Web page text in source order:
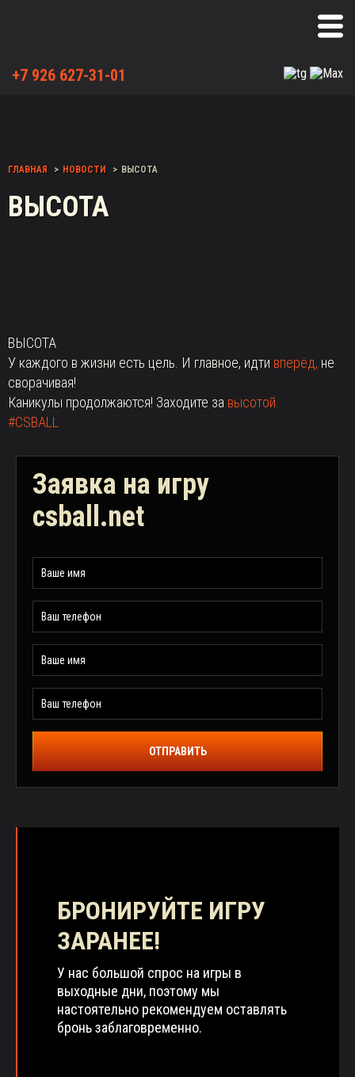
+7 926 627-31-01
ГЛАВНАЯ НОВОСТИ ВЫСОТА
ВЫСОТА
ВЫСОТА
У каждого в жизни есть цель. И главное, идти вперёд, не
сворачивая!
Каникулы продолжаются! Заходите за высотой.
#CSBALL
Заявка на игру
csball.net
ОТПРАВИТЬ
БРОНИРУЙТЕ ИГРУ
ЗАРАНЕЕ!
У нас большой спрос на игры в
выходные дни, поэтому мы
настоятельно рекомендуем оставлять
бронь заблаговременно.